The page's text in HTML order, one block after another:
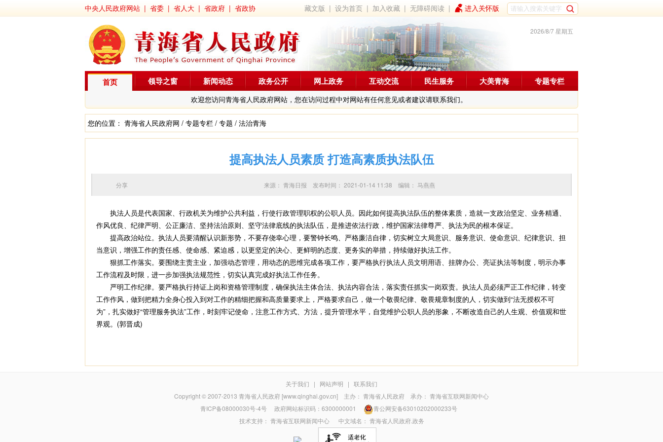
中央人民政府网站 | 省委 | 省人大 | 省政府 | 省政协 藏文版 |设为首页 | 加入收藏 |无障碍阅读 | 进入关怀版
2026/8/7 星期五
首页
欢迎您访问青海省人民政府网站，您在访问过程中对网站有任何意见或者建议请联系我们。
领导之窗 新闻动态 政务公开 网上政务 互动交流 民生服务 大美青海 专题专栏
您的位置： 青海省人民政府网 / 专题专栏 / 专题 / 法治青海
提高执法人员素质 打造高素质执法队伍
来源： 青海日报 发布时间： 2021-01-14 11:38 编辑： 马燕燕
分享
执法人员是代表国家、行政机关为维护公共利益，行使行政管理职权的公职人员。因此如何提高执法队伍的整体素质，造就一支政治坚定、业务精通、
作风优良、纪律严明、公正廉洁、坚持法治原则、坚守法律底线的执法队伍，是推进依法行政，维护国家法律尊严、执法为民的根本保证。
提高政治站位。执法人员要清醒认识新形势，不要存侥幸心理，要警钟长鸣、严格廉洁自律，切实树立大局意识、服务意识、使命意识、纪律意识、担
当意识，增强工作的责任感、使命感、紧迫感，以更坚定的决心、更鲜明的态度、更务实的举措，持续做好执法工作。
狠抓工作落实。要围绕主责主业，加强动态管理，用动态的思维完成各项工作，要严格执行执法人员文明用语、挂牌办公、亮证执法等制度，明示办事
工作流程及时限，进一步加强执法规范性，切实认真完成好执法工作任务。
严明工作纪律。要严格执行持证上岗和资格管理制度，确保执法主体合法、执法内容合法，落实责任抓实一岗双责。执法人员必须严正工作纪律，转变
工作作风，做到把精力全身心投入到对工作的精细把握和高质量要求上，严格要求自己，做一个敬畏纪律、敬畏规章制度的人，切实做到“法无授权不可
为”，扎实做好“管理服务执法”工作，时刻牢记使命，注意工作方式、方法，提升管理水平，自觉维护公职人员的形象，不断改造自己的人生观、价值观和世
界观。(郭晋成)
关于我们 | 网站声明 | 联系我们
Copyright © 2007-2013 青海省人民政府 [www.qinghai.gov.cn] 主办： 青海省人民政府 承办： 青海省互联网新闻中心
青ICP备08000030号-4号政府网站标识码：6300000001
青公网安备63010202000233号
技术支持： 青海省互联网新闻中心中文域名： 青海省人民政府.政务